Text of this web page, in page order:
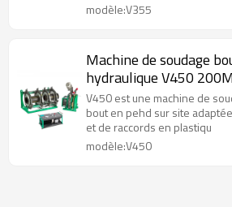
modèle:V355
Machine de soudage
hydraulique V450
IPS -18'' IPS)
V450 est une machine de
bout en pehd sur site
et de raccords en plastiqu
modèle:V450